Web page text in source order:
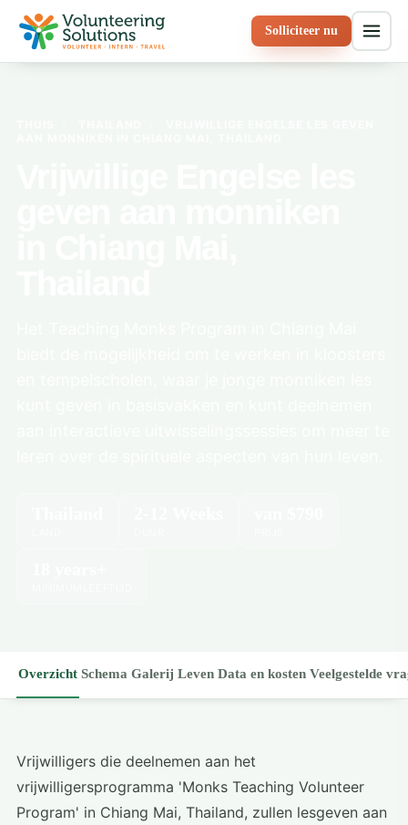
Solliciteer nu
Overzicht Schema Galerij Leven Data en kosten Veelgestelde
Vrijwilligers die deelnemen aan het
vrijwilligersprogramma 'Monks Teaching Volunteer
Program' in Chiang Mai, Thailand, zullen lesgeven aan